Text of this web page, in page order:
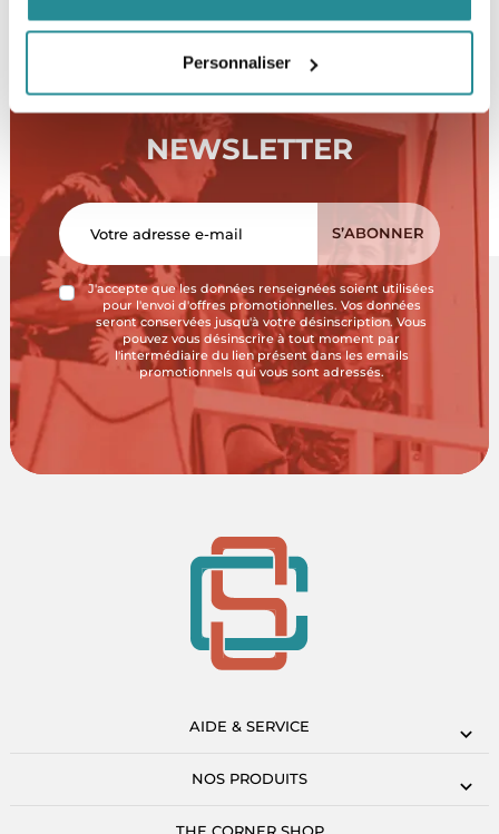
Personnaliser
NEWSLETTER
J'accepte que les données renseignées soient utilisées
pour l'envoi d'offres promotionnelles. Vos données
seront conservées jusqu'à votre désinscription. Vous
pouvez vous désinscrire à tout moment par
l'intermédiaire du lien présent dans les emails
promotionnels qui vous sont adressés.
AIDE & SERVICE
NOS PRODUITS